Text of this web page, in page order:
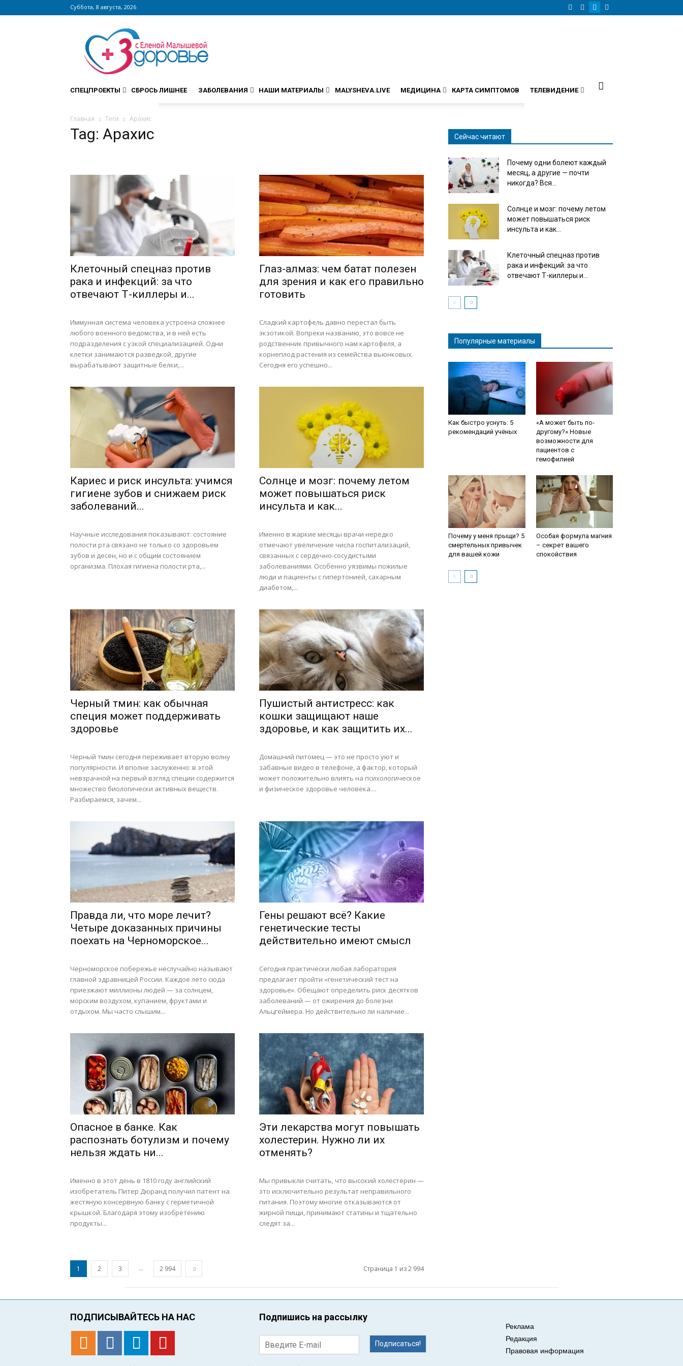
Суббота, 8 августа, 2026
Сайт
zdorovieinfo.ru
крупнейший
медицинский
интернет-
СПЕЦПРОЕКТЫ СБРОСЬ ЛИШНЕЕ ЗАБОЛЕВАНИЯ НАШИ МАТЕРИАЛЫ MALYSHEVA.LIVE МЕДИЦИНА КАРТА СИМПТОМОВ ТЕЛЕВИДЕНИЕ
Главная Теги Арахис
Tag: Арахис
Клеточный спецназ против
рака и инфекций: за что
отвечают Т-киллеры и...
Иммунная система человека устроена сложнее
любого военного ведомства, и в ней есть
подразделения с узкой специализацией. Одни
клетки занимаются разведкой, другие
вырабатывают защитные белки,...
Глаз-алмаз: чем батат полезен
для зрения и как его правильно
готовить
Сладкий картофель давно перестал быть
экзотикой. Вопреки названию, это вовсе не
родственник привычного нам картофеля, а
корнеплод растения из семейства вьюнковых.
Сегодня его успешно...
Кариес и риск инсульта: учимся
гигиене зубов и снижаем риск
заболеваний...
Научные исследования показывают: состояние
полости рта связано не только со здоровьем
зубов и десен, но и с общим состоянием
организма. Плохая гигиена полости рта,...
Солнце и мозг: почему летом
может повышаться риск
инсульта и как...
Именно в жаркие месяцы врачи нередко
отмечают увеличение числа госпитализаций,
связанных с сердечно-сосудистыми
заболеваниями. Особенно уязвимы пожилые
люди и пациенты с гипертонией, сахарным
диабетом,...
Черный тмин: как обычная
специя может поддерживать
здоровье
Черный тмин сегодня переживает вторую волну
популярности. И вполне заслуженно: в этой
невзрачной на первый взгляд специи содержится
множество биологически активных веществ.
Разбираемся, зачем...
Пушистый антистресс: как
кошки защищают наше
здоровье, и как защитить их...
Домашний питомец — это не просто уют и
забавные видео в телефоне, а фактор, который
может положительно влиять на психологическое
и физическое здоровье человека....
Правда ли, что море лечит?
Четыре доказанных причины
поехать на Черноморское...
Черноморское побережье неслучайно называют
главной здравницей России. Каждое лето сюда
приезжают миллионы людей — за солнцем,
морским воздухом, купанием, фруктами и
отдыхом. Мы часто слышим...
Гены решают всё? Какие
генетические тесты
действительно имеют смысл
Сегодня практически любая лаборатория
предлагает пройти «генетический тест на
здоровье». Обещают определить риск десятков
заболеваний — от ожирения до болезни
Альцгеймера. Но действительно ли наличие...
Опасное в банке. Как
распознать ботулизм и почему
нельзя ждать ни...
Именно в этот день в 1810 году английский
изобретатель Питер Дюранд получил патент на
жестяную консервную банку с герметичной
крышкой. Благодаря этому изобретению
продукты...
Эти лекарства могут повышать
холестерин. Нужно ли их
отменять?
Мы привыкли считать, что высокий холестерин —
это исключительно результат неправильного
питания. Поэтому многие отказываются от
жирной пищи, принимают статины и тщательно
следят за...
1 2 3 ... 2 994 Страница 1 из 2 994
Сейчас читают
Почему одни болеют каждый
месяц, а другие — почти
никогда? Вся...
Солнце и мозг: почему летом
может повышаться риск
инсульта и как...
Клеточный спецназ против
рака и инфекций: за что
отвечают Т-киллеры и...
Популярные материалы
Как быстро уснуть: 5
рекомендаций учёных
«А может быть по-
другому?» Новые
возможности для
пациентов с
гемофилией
Почему у меня прыщи? 5
смертельных привычек
для вашей кожи
Особая формула магния
– секрет вашего
спокойствия
ПОДПИСЫВАЙТЕСЬ НА НАС Подпишись на рассылку
Подписаться!
Реклама
Редакция
Правовая информация